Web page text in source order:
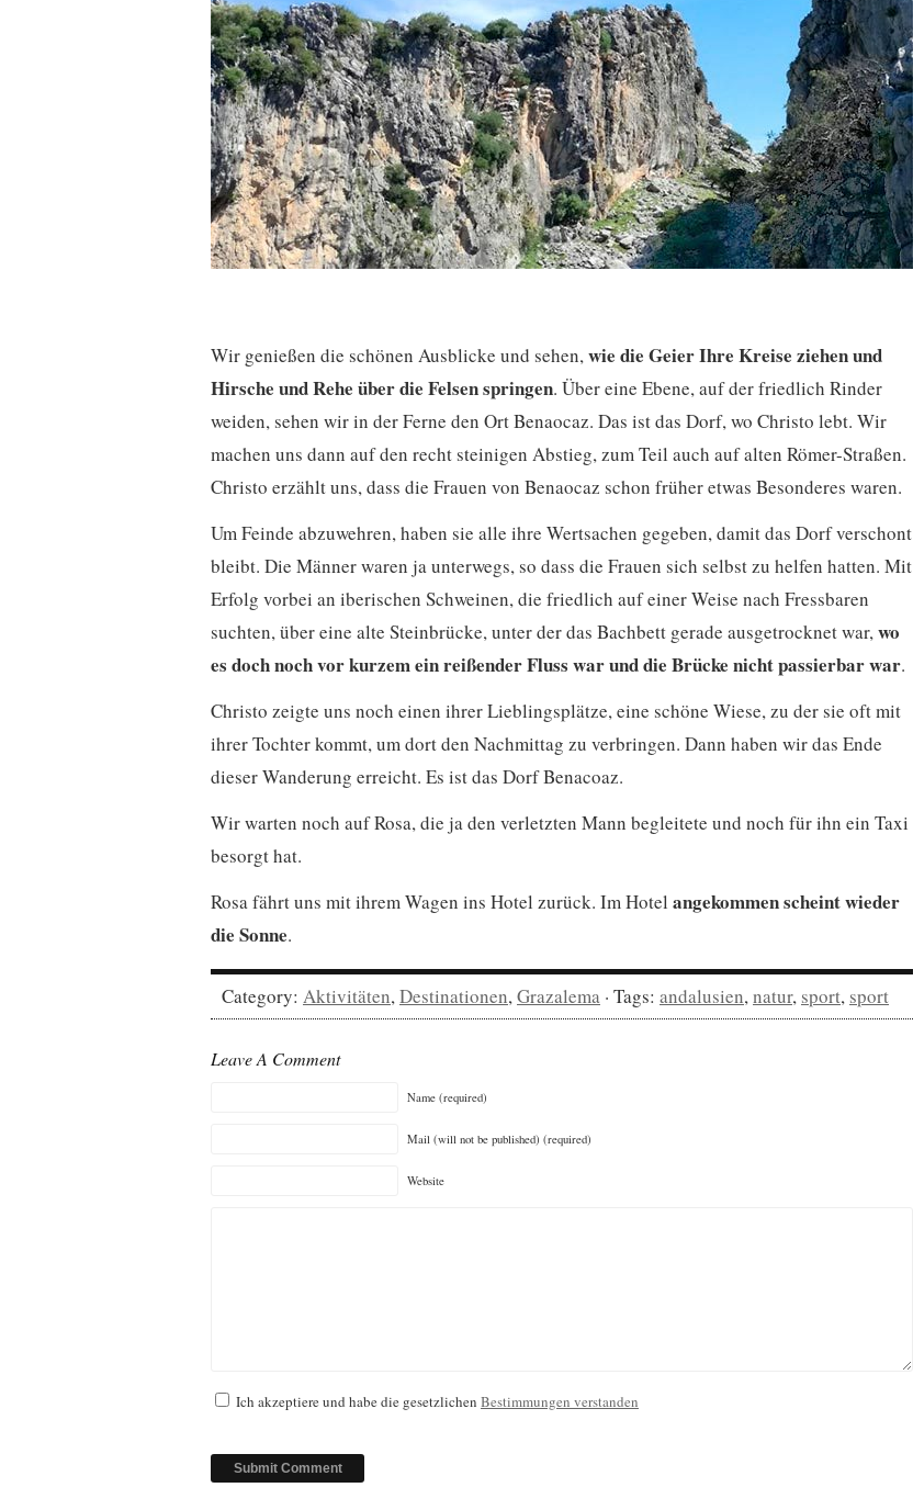
Wir genießen die schönen Ausblicke und sehen,wie die Geier Ihre Kreise ziehen und
Hirsche und Rehe über die Felsen springen. Über eine Ebene, auf der friedlich Rinder
weiden, sehen wir in der Ferne den Ort Benaocaz. Das ist das Dorf, wo Christo lebt. Wir
machen uns dann auf den recht steinigen Abstieg, zum Teil auch auf alten Römer-Straßen.
Christo erzählt uns, dass die Frauen von Benaocaz schon früher etwas Besonderes waren.
Um Feinde abzuwehren, haben sie alle ihre Wertsachen gegeben, damit das Dorf verschont
bleibt. Die Männer waren ja unterwegs, so dass die Frauen sich selbst zu helfen hatten. Mit
Erfolg vorbei an iberischen Schweinen, die friedlich auf einer Weise nach Fressbaren
suchten, über eine alte Steinbrücke, unter der das Bachbett gerade ausgetrocknet war,wo
es doch noch vor kurzem ein reißender Fluss war und die Brücke nicht passierbar war.
Christo zeigte uns noch einen ihrer Lieblingsplätze, eine schöne Wiese, zu der sie oft mit
ihrer Tochter kommt, um dort den Nachmittag zu verbringen. Dann haben wir das Ende
dieser Wanderung erreicht. Es ist das Dorf Benacoaz.
Wir warten noch auf Rosa, die ja den verletzten Mann begleitete und noch für ihn ein Taxi
besorgt hat.
Rosa fährt uns mit ihrem Wagen ins Hotel zurück. Im Hotel angekommen scheint wieder
die Sonne.
Category: Aktivitäten,Destinationen,Grazalema · Tags: andalusien,natur, sport, sport
Leave A Comment
Name (required)
Mail (will not be published) (required)
Website
Ich akzeptiere und habe die gesetzlichen Bestimmungen verstanden